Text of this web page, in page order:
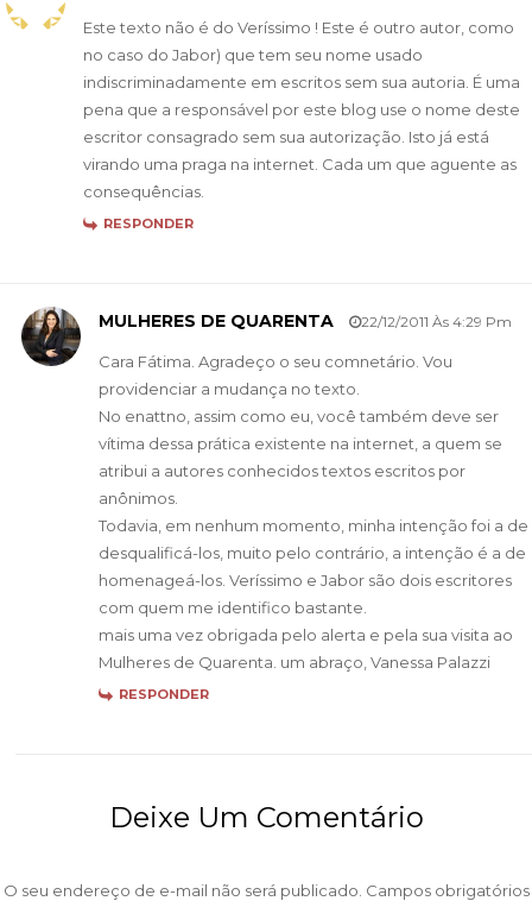
Este texto não é do Veríssimo ! Este é outro autor, como
no caso do Jabor) que tem seu nome usado
indiscriminadamente em escritos sem sua autoria. É uma
pena que a responsável por este blog use o nome deste
escritor consagrado sem sua autorização. Isto já está
virando uma praga na internet. Cada um que aguente as
consequências.
RESPONDER
MULHERES DE QUARENTA 22/12/2011 Às 4:29 Pm
Cara Fátima. Agradeço o seu comnetário. Vou
providenciar a mudança no texto.
No enattno, assim como eu, você também deve ser
vítima dessa prática existente na internet, a quem se
atribui a autores conhecidos textos escritos por
anônimos.
Todavia, em nenhum momento, minha intenção foi a de
desqualificá-los, muito pelo contrário, a intenção é a de
homenageá-los. Veríssimo e Jabor são dois escritores
com quem me identifico bastante.
mais uma vez obrigada pelo alerta e pela sua visita ao
Mulheres de Quarenta. um abraço, Vanessa Palazzi
RESPONDER
Deixe Um Comentário
O seu endereço de e-mail não será publicado. Campos obrigatórios